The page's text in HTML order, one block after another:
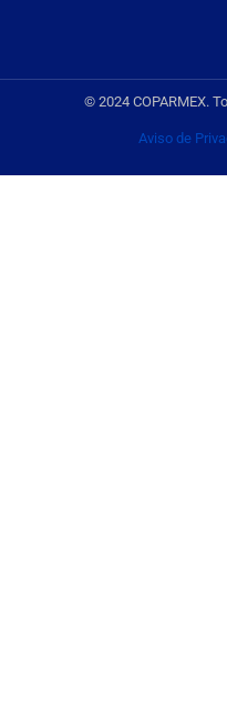
© 2024 COPARMEX.
Aviso de